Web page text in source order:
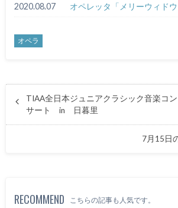
2020.08.07 オペレッタ「メリーウィド
オペラ
TIAA全日本ジュニアクラシック音楽コ
サート in 日暮里
7月15日
RECOMMEND こちらの記事も人気です。